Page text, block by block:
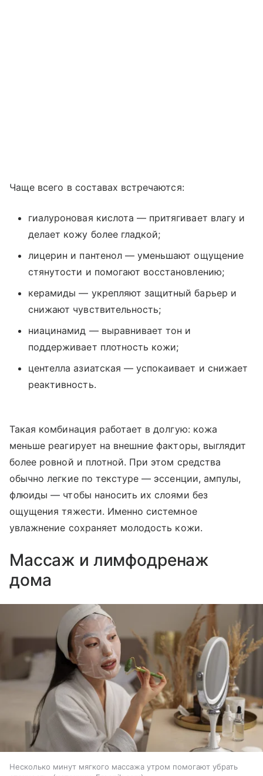
Чаще всего в составах встречаются:
гиалуроновая кислота — притягивает влагу и
делает кожу более гладкой;
лицерин и пантенол — уменьшают ощущение
стянутости и помогают восстановлению;
керамиды — укрепляют защитный барьер и
снижают чувствительность;
ниацинамид — выравнивает тон и
поддерживает плотность кожи;
центелла азиатская — успокаивает и снижает
реактивность.
Такая комбинация работает в долгую: кожа
меньше реагирует на внешние факторы, выглядит
более ровной и плотной. При этом средства
обычно легкие по текстуре — эссенции, ампулы,
флюиды — чтобы наносить их слоями без
ощущения тяжести. Именно системное
увлажнение сохраняет молодость кожи.
Массаж и лимфодренаж
дома
Несколько минут мягкого массажа утром помогают убрать